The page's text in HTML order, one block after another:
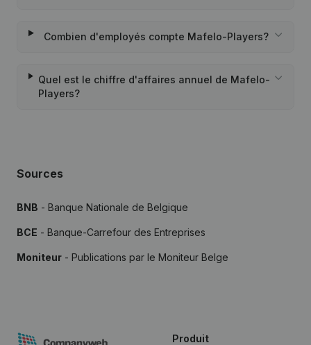
Combien d'employés compte Mafelo-Players?
Quel est le chiffre d'affaires annuel de Mafelo-
Players?
Sources
BNB - Banque Nationale de Belgique
BCE - Banque-Carrefour des Entreprises
Moniteur - Publications par le Moniteur Belge
Produit